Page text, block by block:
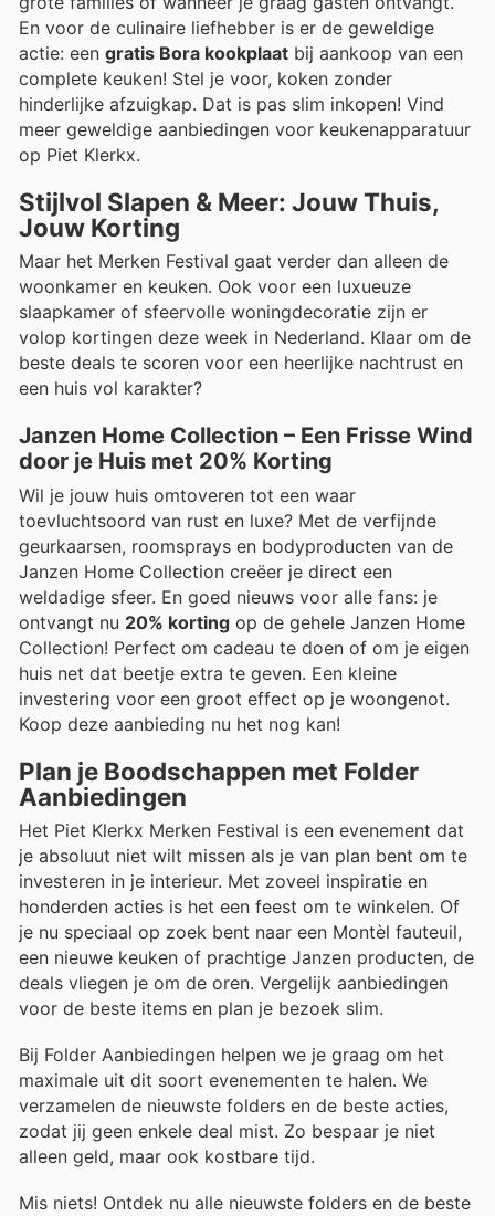
En voor de culinaire liefhebber is er de geweldige
actie: een gratis Bora kookplaat bij aankoop van een
complete keuken! Stel je voor, koken zonder
hinderlijke afzuigkap. Dat is pas slim inkopen! Vind
meer geweldige aanbiedingen voor keukenapparatuur
op Piet Klerkx.
Stijlvol Slapen & Meer: Jouw Thuis,
Jouw Korting
Maar het Merken Festival gaat verder dan alleen de
woonkamer en keuken. Ook voor een luxueuze
slaapkamer of sfeervolle woningdecoratie zijn er
volop kortingen deze week in Nederland. Klaar om de
beste deals te scoren voor een heerlijke nachtrust en
een huis vol karakter?
Janzen Home Collection – Een Frisse Wind
door je Huis met 20% Korting
Wil je jouw huis omtoveren tot een waar
toevluchtsoord van rust en luxe? Met de verfijnde
geurkaarsen, roomsprays en bodyproducten van de
Janzen Home Collection creëer je direct een
weldadige sfeer. En goed nieuws voor alle fans: je
ontvangt nu 20% korting op de gehele Janzen Home
Collection! Perfect om cadeau te doen of om je eigen
huis net dat beetje extra te geven. Een kleine
investering voor een groot effect op je woongenot.
Koop deze aanbieding nu het nog kan!
Plan je Boodschappen met Folder
Aanbiedingen
Het Piet Klerkx Merken Festival is een evenement dat
je absoluut niet wilt missen als je van plan bent om te
investeren in je interieur. Met zoveel inspiratie en
honderden acties is het een feest om te winkelen. Of
je nu speciaal op zoek bent naar een Montèl fauteuil,
een nieuwe keuken of prachtige Janzen producten, de
deals vliegen je om de oren. Vergelijk aanbiedingen
voor de beste items en plan je bezoek slim.
Bij Folder Aanbiedingen helpen we je graag om het
maximale uit dit soort evenementen te halen. We
verzamelen de nieuwste folders en de beste acties,
zodat jij geen enkele deal mist. Zo bespaar je niet
alleen geld, maar ook kostbare tijd.
Mis niets! Ontdek nu alle nieuwste folders en de beste